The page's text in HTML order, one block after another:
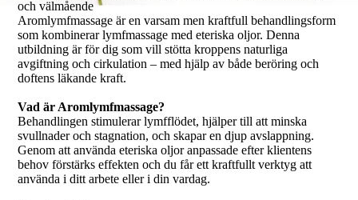
och välmående
Aromlymfmassage är en varsam men kraftfull behandlingsform
som kombinerar lymfmassage med eteriska oljor. Denna
utbildning är för dig som vill stötta kroppens naturliga
avgiftning och cirkulation – med hjälp av både beröring och
doftens läkande kraft.
Vad är Aromlymfmassage?
Behandlingen stimulerar lymfflödet, hjälper till att minska
svullnader och stagnation, och skapar en djup avslappning.
Genom att använda eteriska oljor anpassade efter klientens
behov förstärks effekten och du får ett kraftfullt verktyg att
använda i ditt arbete eller i din vardag.